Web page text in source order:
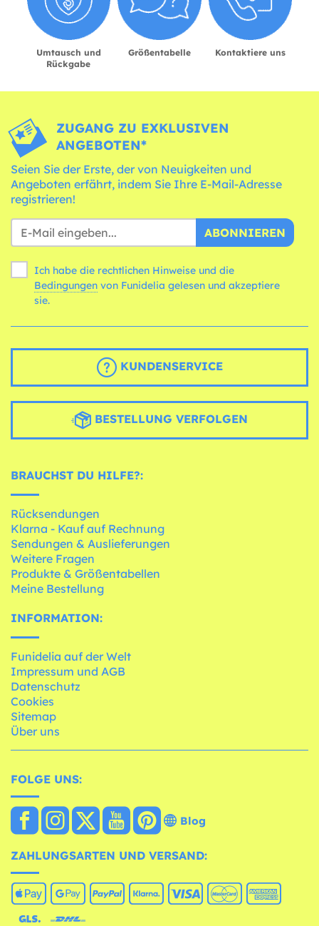
Umtausch und
Rückgabe
Größentabelle Kontaktiere uns
ZUGANG ZU EXKLUSIVEN
ANGEBOTEN*
Seien Sie der Erste, der von Neuigkeiten und
Angeboten erfährt, indem Sie Ihre E-Mail-Adresse
registrieren!
ABONNIEREN
Ich habe die rechtlichen Hinweise und die
Bedingungen
sie.
KUNDENSERVICE
BESTELLUNG VERFOLGEN
BRAUCHST DU HILFE?:
Rücksendungen
Klarna - Kauf auf Rechnung
Sendungen & Auslieferungen
Weitere Fragen
Produkte & Größentabellen
Meine Bestellung
INFORMATION:
Funidelia auf der Welt
Impressum und AGB
Datenschutz
Cookies
Sitemap
Über uns
FOLGE UNS:
Blog
ZAHLUNGSARTEN UND VERSAND: